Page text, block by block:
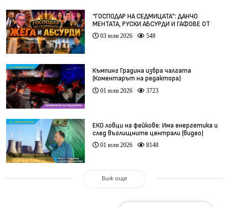
“ГОСПОДАР НА СЕДМИЦАТА”: ДАНЧО
МЕНТАТА, РУСКИ АБСУРДИ И ГАФОВЕ ОТ
ЦЯЛ СВЯТ
03 юли 2026 548
Къмпинг Градина избра чалгата
(Коментарът на редактора)
01 юли 2026 3723
ЕКО ловци на фейкове: Има енергетика и
след въглищните централи (видео)
01 юли 2026 8148
Виж още